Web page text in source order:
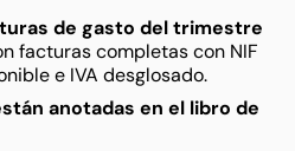
de gasto del trimestre
facturas completas con NIF
e IVA desglosado.
anotadas en el libro de